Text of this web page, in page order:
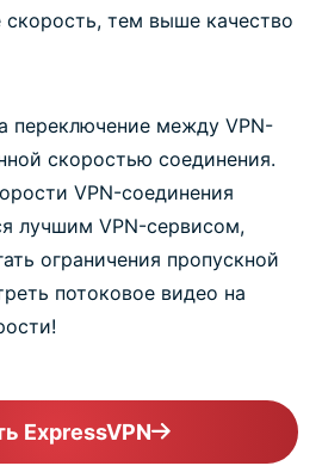
тем выше качество
переключение между VPN-
скоростью соединения.
VPN-соединения
лучшим VPN-сервисом,
ограничения пропускной
потоковое видео на
ExpressVPN